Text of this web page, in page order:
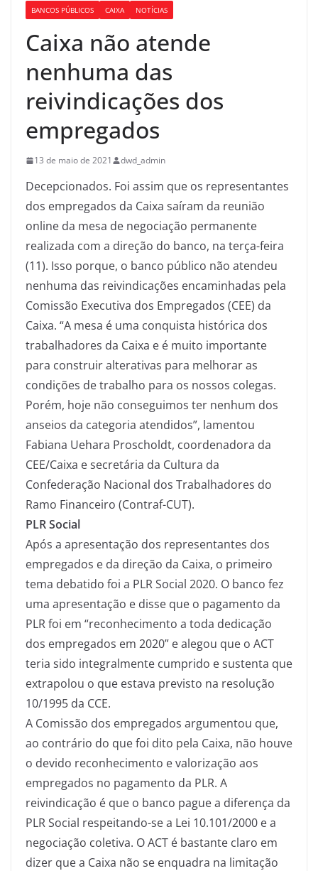
BANCOS PÚBLICOS CAIXA NOTÍCIAS
Caixa não atende
nenhuma das
reivindicações dos
empregados
13 de maio de 2021 dwd_admin
Decepcionados. Foi assim que os representantes
dos empregados da Caixa saíram da reunião
online da mesa de negociação permanente
realizada com a direção do banco, na terça-feira
(11). Isso porque, o banco público não atendeu
nenhuma das reivindicações encaminhadas pela
Comissão Executiva dos Empregados (CEE) da
Caixa. “A mesa é uma conquista histórica dos
trabalhadores da Caixa e é muito importante
para construir alterativas para melhorar as
condições de trabalho para os nossos colegas.
Porém, hoje não conseguimos ter nenhum dos
anseios da categoria atendidos”, lamentou
Fabiana Uehara Proscholdt, coordenadora da
CEE/Caixa e secretária da Cultura da
Confederação Nacional dos Trabalhadores do
Ramo Financeiro (Contraf-CUT).
PLR Social
Após a apresentação dos representantes dos
empregados e da direção da Caixa, o primeiro
tema debatido foi a PLR Social 2020. O banco fez
uma apresentação e disse que o pagamento da
PLR foi em “reconhecimento a toda dedicação
dos empregados em 2020” e alegou que o ACT
teria sido integralmente cumprido e sustenta que
extrapolou o que estava previsto na resolução
10/1995 da CCE.
A Comissão dos empregados argumentou que,
ao contrário do que foi dito pela Caixa, não houve
o devido reconhecimento e valorização aos
empregados no pagamento da PLR. A
reivindicação é que o banco pague a diferença da
PLR Social respeitando-se a Lei 10.101/2000 e a
negociação coletiva. O ACT é bastante claro em
dizer que a Caixa não se enquadra na limitação